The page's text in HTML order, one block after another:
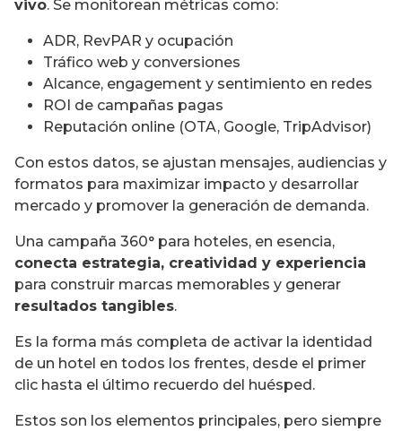
vivo. Se monitorean métricas como:
ADR, RevPAR y ocupación
Tráfico web y conversiones
Alcance, engagement y sentimiento en redes
ROI de campañas pagas
Reputación online (OTA, Google, TripAdvisor)
Con estos datos, se ajustan mensajes, audiencias y
formatos para maximizar impacto y desarrollar
mercado y promover la generación de demanda.
Una campaña 360° para hoteles, en esencia,
conecta estrategia, creatividad y experiencia
para construir marcas memorables y generar
resultados tangibles.
Es la forma más completa de activar la identidad
de un hotel en todos los frentes, desde el primer
clic hasta el último recuerdo del huésped.
Estos son los elementos principales, pero siempre